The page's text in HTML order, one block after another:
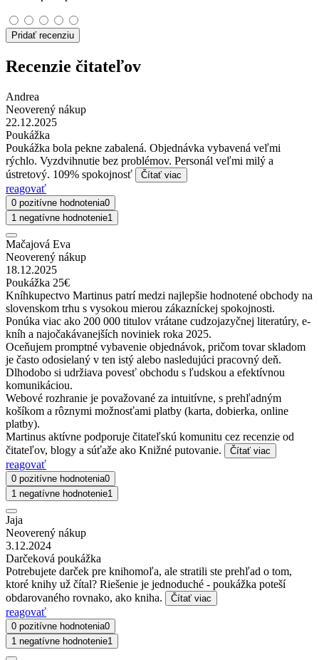
Pridať recenziu
Recenzie čitateľov
Andrea
Neoverený nákup
22.12.2025
Poukážka
Poukážka bola pekne zabalená. Objednávka vybavená veľmi
rýchlo. Vyzdvihnutie bez problémov. Personál veľmi milý a
ústretový. 109% spokojnosť
Čítať viac
reagovať
0 pozitívne hodnotenia0
1 negatívne hodnotenie1
Mačajová Eva
Neoverený nákup
18.12.2025
Poukážka 25€
Kníhkupectvo Martinus patrí medzi najlepšie hodnotené obchody na
slovenskom trhu s vysokou mierou zákazníckej spokojnosti.
Ponúka viac ako 200 000 titulov vrátane cudzojazyčnej literatúry, e-
kníh a najočakávanejších noviniek roka 2025.
Oceňujem promptné vybavenie objednávok, pričom tovar skladom
je často odosielaný v ten istý alebo nasledujúci pracovný deň.
Dlhodobo si udržiava povesť obchodu s ľudskou a efektívnou
komunikáciou.
Webové rozhranie je považované za intuitívne, s prehľadným
košíkom a rôznymi možnosťami platby (karta, dobierka, online
platby).
Martinus aktívne podporuje čitateľskú komunitu cez recenzie od
čitateľov, blogy a súťaže ako Knižné putovanie.
Čítať viac
reagovať
0 pozitívne hodnotenia0
1 negatívne hodnotenie1
Jaja
Neoverený nákup
3.12.2024
Darčeková poukážka
Potrebujete darček pre knihomoľa, ale stratili ste prehľad o tom,
ktoré knihy už čítal? Riešenie je jednoduché - poukážka poteší
obdarovaného rovnako, ako kniha.
Čítať viac
reagovať
0 pozitívne hodnotenia0
1 negatívne hodnotenie1